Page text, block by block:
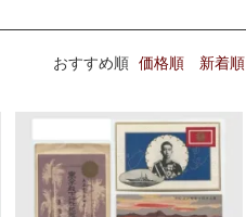
おすすめ順 価格順 新着順